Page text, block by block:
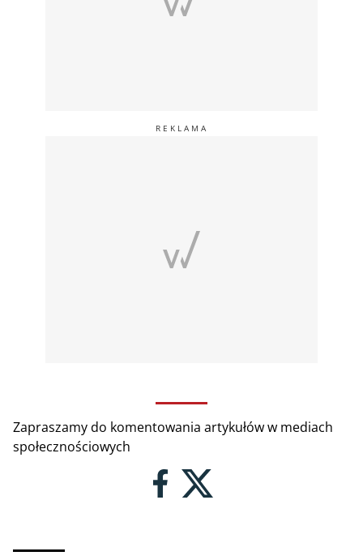
Zapraszamy do komentowania artykułów w mediach
społecznościowych